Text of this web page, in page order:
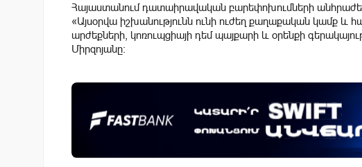
Հայաստանում դատաիրավական բարեփոխումների
«Այսօրվա իշխանությունն ունի ուժեղ քաղաքական կամք և
արժեքների, կոռուպցիայի դեմ պայքարի և օրենքի
Միրզոյանը: